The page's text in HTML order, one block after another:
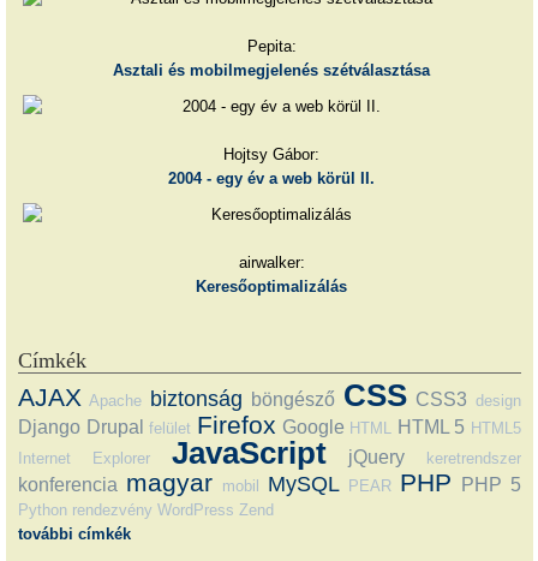
Pepita:
Asztali és mobilmegjelenés szétválasztása
Hojtsy Gábor:
2004 - egy év a web körül II.
airwalker:
Keresőoptimalizálás
Címkék
AJAX Apache biztonság böngésző CSS CSS3 design
Django Drupal felület Firefox Google HTML HTML 5 HTML5
Internet Explorer
JavaScript jQuery keretrendszer
konferencia magyar mobil MySQL PEAR PHP PHP 5
Python rendezvény WordPress Zend
további címkék